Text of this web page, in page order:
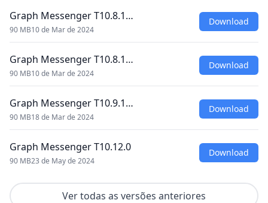
Graph Messenger T10.8.1…
90 MB10 de Mar de 2024
Download
Graph Messenger T10.8.1…
90 MB10 de Mar de 2024
Download
Graph Messenger T10.9.1…
90 MB18 de Mar de 2024
Download
Graph Messenger T10.12.0
90 MB23 de May de 2024
Download
Ver todas as versões anteriores